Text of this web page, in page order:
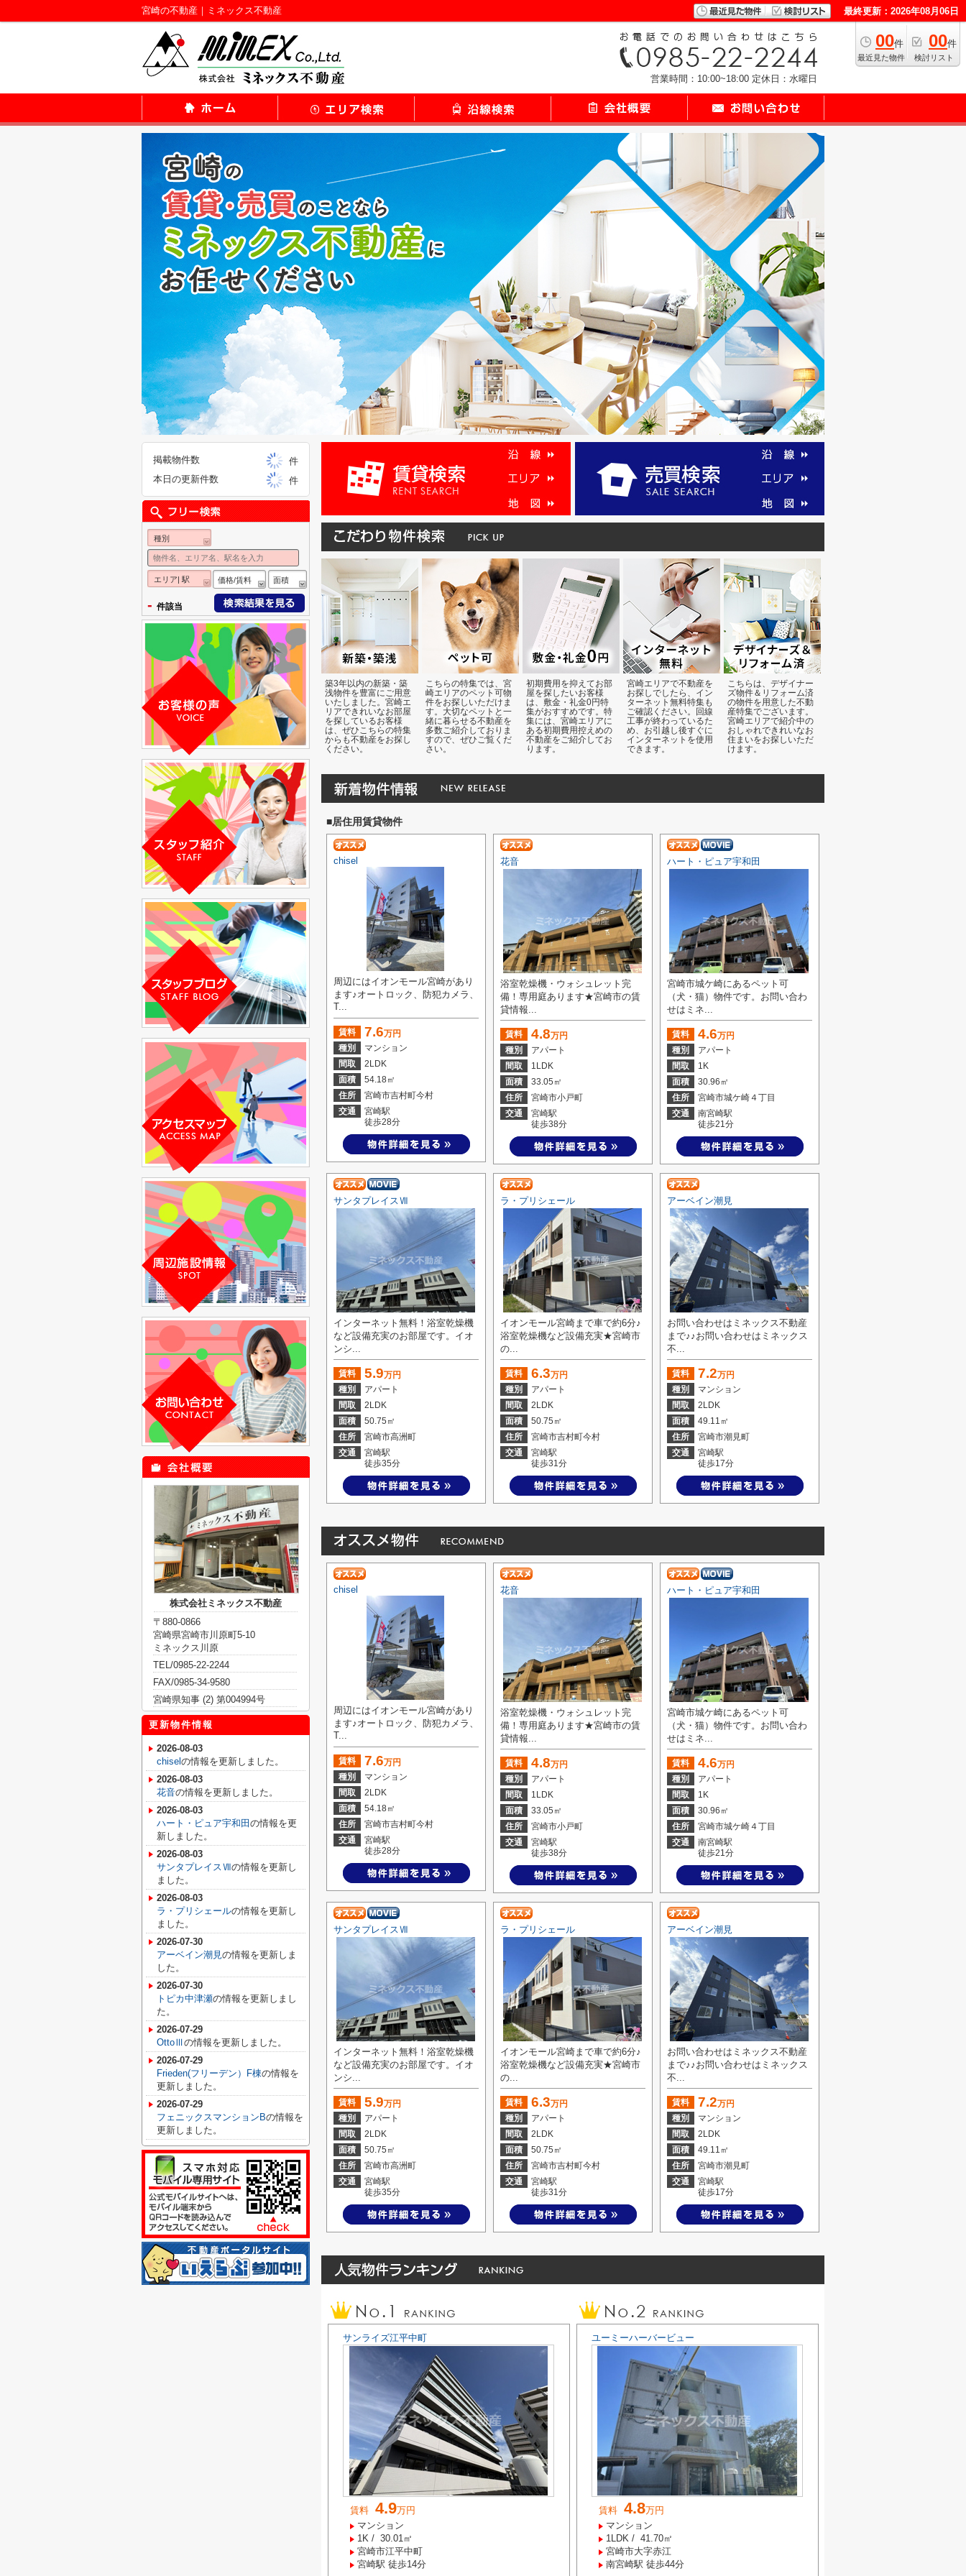
宮崎の不動産｜ミネックス不動産 最終更新：2026年08月06日
00件
最近見た物件
00件
検討リスト
営業時間：10:00~18:00 定休日：水曜日
築3年以内の新築・築
浅物件を豊富にご用意
いたしました。宮崎エ
リアできれいなお部屋
を探しているお客様
は、ぜひこちらの特集
からも不動産をお探し
ください。
こちらの特集では、宮
崎エリアのペット可物
件をお探しいただけま
す。大切なペットと一
緒に暮らせる不動産を
多数ご紹介しておりま
すので、ぜひご覧くだ
さい。
初期費用を抑えてお部
屋を探したいお客様
は、敷金・礼金0円特
集がおすすめです。特
集には、宮崎エリアに
ある初期費用控えめの
不動産をご紹介してお
ります。
宮崎エリアで不動産を
お探しでしたら、イン
ターネット無料特集も
ご確認ください。回線
工事が終わっているた
め、お引越し後すぐに
インターネットを使用
できます。
こちらは、デザイナー
ズ物件＆リフォーム済
の物件を用意した不動
産特集でございます。
宮崎エリアで紹介中の
おしゃれできれいなお
住まいをお探しいただ
けます。
■居住用賃貸物件
chisel
周辺にはイオンモール宮崎があり
ます♪オートロック、防犯カメラ、
T...
賃料 7.6万円
種別
マンション
間取
2LDK
面積
54.18㎡
住所
宮崎市吉村町今村
交通
宮崎駅
徒歩28分
花音
浴室乾燥機・ウォシュレット完
備！専用庭あります★宮崎市の賃
貸情報...
賃料 4.8万円
種別
アパート
間取
1LDK
面積
33.05㎡
住所
宮崎市小戸町
交通
宮崎駅
徒歩38分
ハート・ピュア宇和田
宮崎市城ケ崎にあるペット可
（犬・猫）物件です。お問い合わ
せはミネ...
賃料 4.6万円
種別
アパート
間取
1K
面積
30.96㎡
住所
宮崎市城ケ崎４丁目
交通
南宮崎駅
徒歩21分
サンタプレイスⅦ
インターネット無料！浴室乾燥機
など設備充実のお部屋です。イオ
ンシ...
賃料 5.9万円
種別
アパート
間取
2LDK
面積
50.75㎡
住所
宮崎市高洲町
交通
宮崎駅
徒歩35分
ラ・プリシェール
イオンモール宮崎まで車で約6分♪
浴室乾燥機など設備充実★宮崎市
の...
賃料 6.3万円
種別
アパート
間取
2LDK
面積
50.75㎡
住所
宮崎市吉村町今村
交通
宮崎駅
徒歩31分
アーベイン潮見
お問い合わせはミネックス不動産
まで♪♪お問い合わせはミネックス
不...
賃料 7.2万円
種別
マンション
間取
2LDK
面積
49.11㎡
住所
宮崎市潮見町
交通
宮崎駅
徒歩17分
chisel
周辺にはイオンモール宮崎があり
ます♪オートロック、防犯カメラ、
T...
賃料 7.6万円
種別
マンション
間取
2LDK
面積
54.18㎡
住所
宮崎市吉村町今村
交通
宮崎駅
徒歩28分
花音
浴室乾燥機・ウォシュレット完
備！専用庭あります★宮崎市の賃
貸情報...
賃料 4.8万円
種別
アパート
間取
1LDK
面積
33.05㎡
住所
宮崎市小戸町
交通
宮崎駅
徒歩38分
ハート・ピュア宇和田
宮崎市城ケ崎にあるペット可
（犬・猫）物件です。お問い合わ
せはミネ...
賃料 4.6万円
種別
アパート
間取
1K
面積
30.96㎡
住所
宮崎市城ケ崎４丁目
交通
南宮崎駅
徒歩21分
サンタプレイスⅦ
インターネット無料！浴室乾燥機
など設備充実のお部屋です。イオ
ンシ...
賃料 5.9万円
種別
アパート
間取
2LDK
面積
50.75㎡
住所
宮崎市高洲町
交通
宮崎駅
徒歩35分
ラ・プリシェール
イオンモール宮崎まで車で約6分♪
浴室乾燥機など設備充実★宮崎市
の...
賃料 6.3万円
種別
アパート
間取
2LDK
面積
50.75㎡
住所
宮崎市吉村町今村
交通
宮崎駅
徒歩31分
アーベイン潮見
お問い合わせはミネックス不動産
まで♪♪お問い合わせはミネックス
不...
賃料 7.2万円
種別
マンション
間取
2LDK
面積
49.11㎡
住所
宮崎市潮見町
交通
宮崎駅
徒歩17分
サンライズ江平中町
賃料 4.9万円
マンション
1K / 30.01㎡
宮崎市江平中町
宮崎駅 徒歩14分
ユーミーハーバービュー
賃料 4.8万円
マンション
1LDK / 41.70㎡
宮崎市大字赤江
南宮崎駅 徒歩44分
掲載物件数
件
本日の更新件数
件
種別
エリア| 駅 価格/賃料 面積
- 件該当
株式会社ミネックス不動産
〒880-0866
宮崎県宮崎市川原町5-10
ミネックス川原
TEL/0985-22-2244
FAX/0985-34-9580
宮崎県知事 (2) 第004994号
更新物件情報
2026-08-03
chisel の情報を更新しました。
2026-08-03
花音の情報を更新しました。
2026-08-03
ハート・ピュア宇和田 の情報を更
新しました。
2026-08-03
サンタプレイスⅦの情報を更新し
ました。
2026-08-03
ラ・プリシェールの情報を更新し
ました。
2026-07-30
アーベイン潮見の情報を更新しま
した。
2026-07-30
トピカ中津瀬の情報を更新しまし
た。
2026-07-29
OttoⅢ の情報を更新しました。
2026-07-29
Frieden(フリーデン）F棟の情報を
更新しました。
2026-07-29
フェニックスマンションBの情報を
更新しました。